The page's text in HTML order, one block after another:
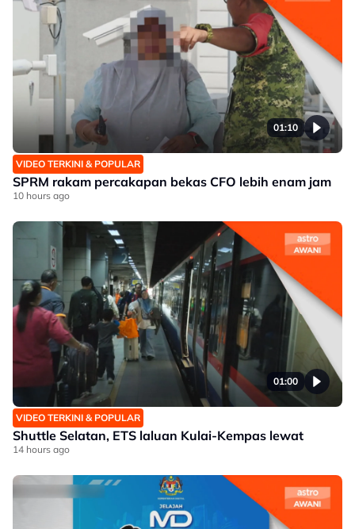
01:10
VIDEO TERKINI & POPULAR
SPRM rakam percakapan bekas CFO lebih enam jam
10 hours ago
01:00
VIDEO TERKINI & POPULAR
Shuttle Selatan, ETS laluan Kulai-Kempas lewat
14 hours ago